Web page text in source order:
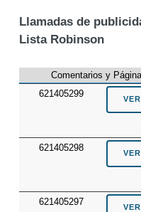
Llamadas de
Lista Robinson
Comentarios y
621405299
621405298
621405297